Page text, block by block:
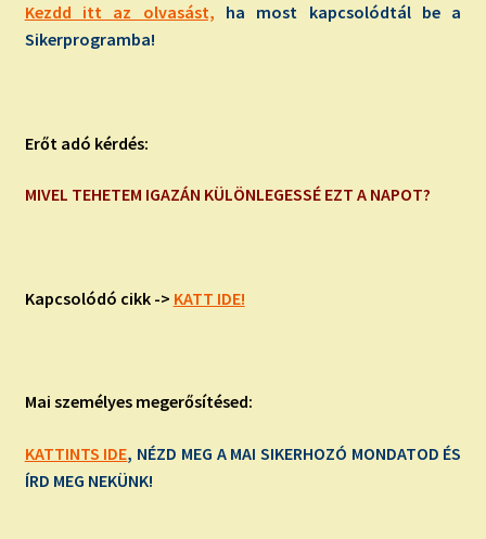
Kezdd itt az olvasást, ha most kapcsolódtál be a
Sikerprogramba!
Erőt adó kérdés:
MIVEL TEHETEM IGAZÁN KÜLÖNLEGESSÉ EZT A NAPOT?
Kapcsolódó cikk -> KATT IDE!
Mai személyes megerősítésed:
KATTINTS IDE, NÉZD MEG A MAI SIKERHOZÓ MONDATOD ÉS
ÍRD MEG NEKÜNK!